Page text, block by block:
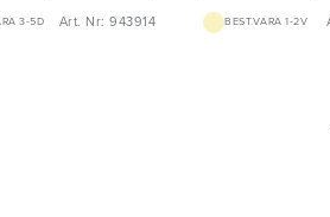
3-5D Art. Nr: 943914 BEST.VARA 1-2V